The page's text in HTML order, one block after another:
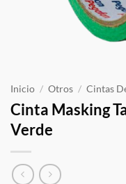
Inicio / Otros / Cintas
Cinta Masking
Verde